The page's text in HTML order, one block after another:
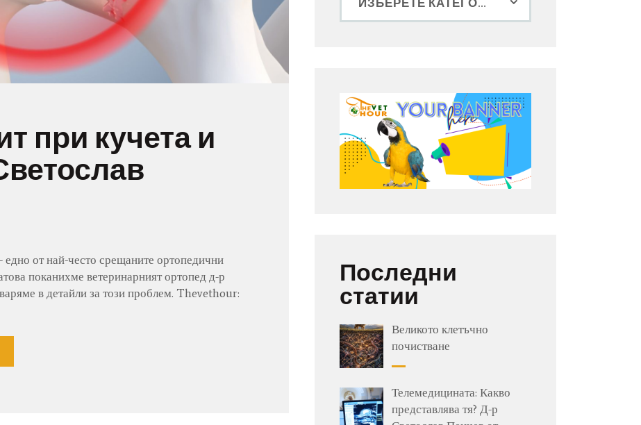
при кучета и
едно от най-често срещаните ортопедични
поканихме ветеринарният ортопед д-р
в детайли за този проблем. Thevethour:
Последни
статии
Великото клетъчно
почистване
Телемедицината: Какво
представлява тя? Д-р